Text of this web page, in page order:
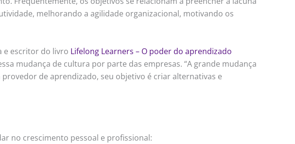
melhorando a agilidade organizacional, motivando os
e escritor do livro Lifelong Learners – O poder do aprendizado
mudança de cultura por parte das empresas. “A grande mudança
de aprendizado, seu objetivo é criar alternativas e
no crescimento pessoal e profissional: